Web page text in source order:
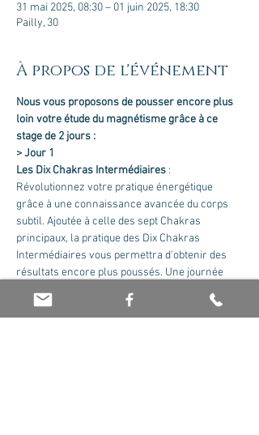
31 mai 2025, 08:30 – 01 juin 2025, 18:30
Pailly, 30
À propos de l'événement
Nous vous proposons de pousser encore plus
loin votre étude du magnétisme grâce à ce
stage de 2 jours :
> Jour 1
Les Dix Chakras Intermédiaires :
Révolutionnez votre pratique énergétique
grâce à une connaissance avancée du corps
subtil. Ajoutée à celle des sept Chakras
principaux, la pratique des Dix Chakras
Intermédiaires vous permettra d'obtenir des
résultats encore plus poussés. Une journée
bien remplie de théorie et de pratiques
avancées.